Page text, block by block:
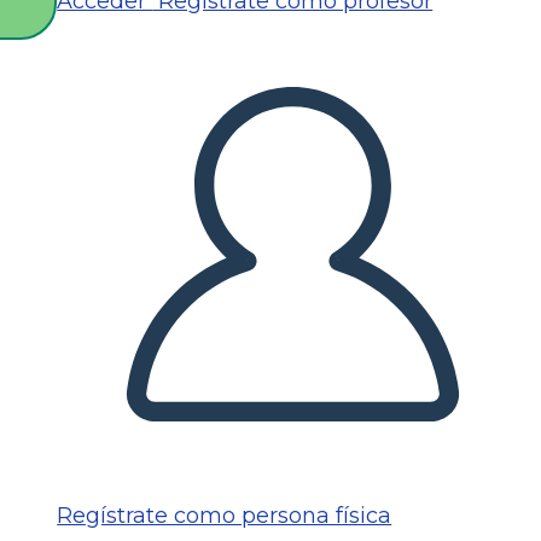
Regístrate como persona física